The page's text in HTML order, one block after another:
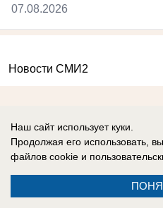
07.08.2026
Новости СМИ2
Реклама на сайте
Контакты
Наш сайт использует куки.
Продолжая его использовать,
файлов cookie и